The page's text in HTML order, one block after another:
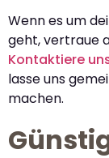
Wenn es um
geht, vertraue
Kontaktiere
lasse uns
machen.